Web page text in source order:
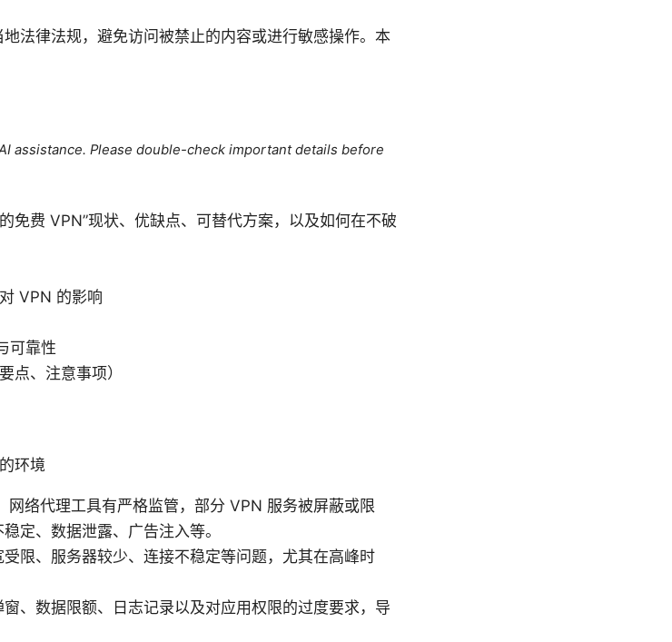
法律法规，避免访问被禁止的内容或进行敏感操作。本
assistance. Please double-check important details before
免费 VPN”现状、优缺点、可替代方案，以及如何在不破
VPN 的影响
可靠性
点、注意事项）
环境
网络代理工具有严格监管，部分 VPN 服务被屏蔽或限
定、数据泄露、广告注入等。
限、服务器较少、连接不稳定等问题，尤其在高峰时
、数据限额、日志记录以及对应用权限的过度要求，导